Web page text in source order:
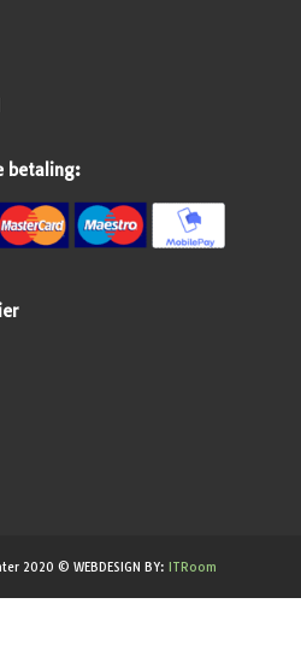
betaling:
2020 © WEBDESIGN BY: ITRoom